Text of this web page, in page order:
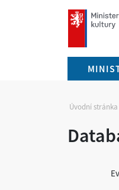
mkcr.cz
Úvodní stránka